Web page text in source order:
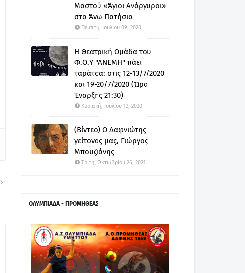
Μαστού «Άγιοι Ανάργυροι»
στα Άνω Πατήσια
Πέμπτη, Ιουλίου 09, 2020
Η Θεατρική Ομάδα του
Φ.Ο.Υ "ΑΝΕΜΗ" πάει
ταράτσα: στις 12-13/7/2020
και 19-20/7/2020 (Ώρα
Έναρξης 21:30)
Κυριακή, Ιουλίου 12, 2020
(Βίντεο) Ο Δαφνιώτης
γείτονας μας, Γιώργος
Μπουζιάνης
Τρίτη, Οκτωβρίου 26, 2021
ΟΛΥΜΠΙΑΔΑ - ΠΡΟΜΗΘΕΑΣ